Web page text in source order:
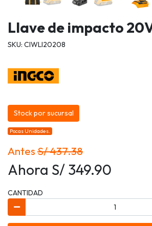
Llave de impacto
SKU: CIWLI20208
Stock por sucursal
Pocas Unidades.
AntesS/ 437.38
Ahora S/ 349.90
CANTIDAD